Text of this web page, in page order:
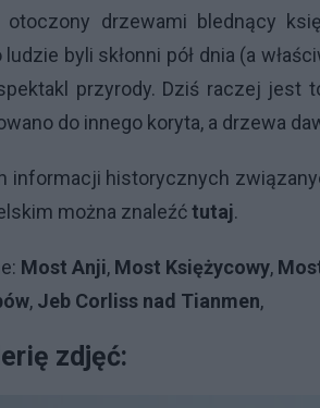
otoczony drzewami blednący
byli skłonni pół dnia (a
przyrody. Dziś raczej jest
do innego koryta, a drzewa
informacji historycznych
można znaleźćtutaj.
Most Anji, Most Księżycowy,
, Jeb Corliss nad Tianmen,
zdjęć: